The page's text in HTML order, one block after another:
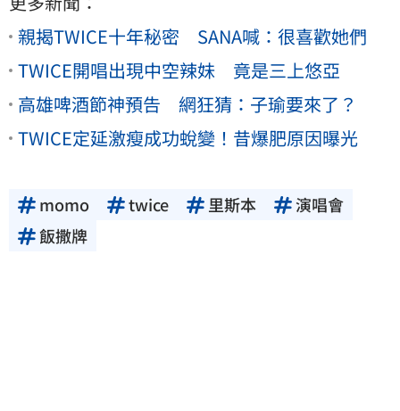
親揭TWICE十年秘密 SANA喊：很喜歡她們
TWICE開唱出現中空辣妹 竟是三上悠亞
高雄啤酒節神預告 網狂猜：子瑜要來了？
TWICE定延激瘦成功蛻變！昔爆肥原因曝光
momo twice 里斯本
演唱會
飯撒牌